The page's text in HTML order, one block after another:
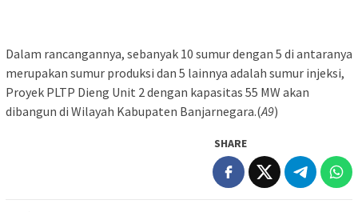
Dalam rancangannya, sebanyak 10 sumur dengan 5 di antaranya
merupakan sumur produksi dan 5 lainnya adalah sumur injeksi,
Proyek PLTP Dieng Unit 2 dengan kapasitas 55 MW akan
dibangun di Wilayah Kabupaten Banjarnegara.(A9)
SHARE